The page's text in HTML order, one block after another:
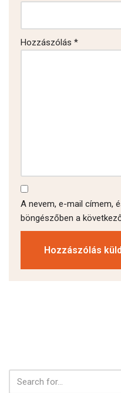
Hozzászólás *
A nevem, e-mail címem,
böngészőben a